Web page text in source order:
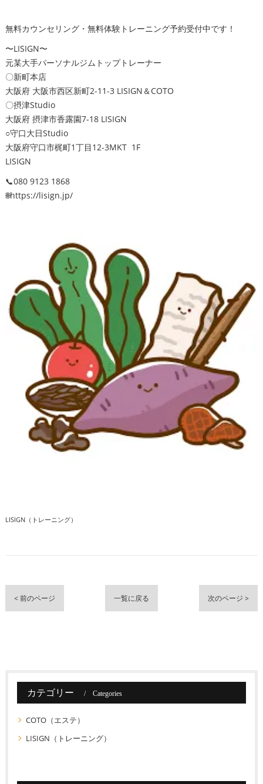
無料カウンセリング・無料体験トレーニング予約受付中です！
〜LISIGN〜
元某大手パーソナルジムトップトレーナー
〇新町本店
大阪府 大阪市西区新町2-11-3 LISIGN＆COTO
〇摂津Studio
大阪府 摂津市香露園7-18 LISIGN
○守口大日Studio
大阪府守口市梶町1丁目12-3MKT 1F
LISIGN
📞080 9123 1868
🌐https://lisign.jp/
LISIGN（トレーニング）
< 前のページ 一覧に戻る 次のページ >
カテゴリー Categories
COTO（エステ）
LISIGN（トレーニング）